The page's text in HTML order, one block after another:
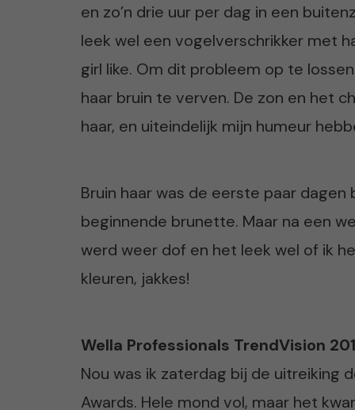
en zo’n drie uur per dag in een
leek wel een vogelverschrikker met
girl like. Om dit probleem op te
haar bruin te verven. De zon en het
haar, en uiteindelijk mijn humeur
Bruin haar was de eerste paar
beginnende brunette. Maar na een
werd weer dof en het leek wel of ik
kleuren, jakkes!
Wella Professionals TrendVision
Nou was ik zaterdag bij de uitreiking
Awards. Hele mond vol, maar het